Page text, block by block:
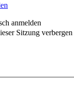
anmelden
Sitzung verbergen